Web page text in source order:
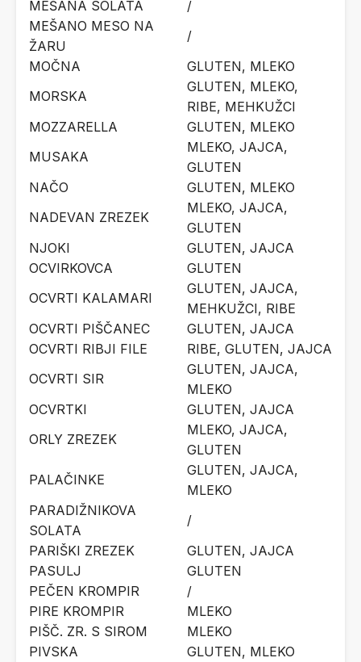
MEŠANA SOLATA
/
MEŠANO MESO NA
ŽARU
/
MOČNA
GLUTEN, MLEKO
MORSKA
GLUTEN, MLEKO,
RIBE, MEHKUŽCI
MOZZARELLA
GLUTEN, MLEKO
MUSAKA
MLEKO, JAJCA,
GLUTEN
NAČO
GLUTEN, MLEKO
NADEVAN ZREZEK
MLEKO, JAJCA,
GLUTEN
NJOKI
GLUTEN, JAJCA
OCVIRKOVCA
GLUTEN
OCVRTI KALAMARI
GLUTEN, JAJCA,
MEHKUŽCI, RIBE
OCVRTI PIŠČANEC
GLUTEN, JAJCA
OCVRTI RIBJI FILE
RIBE, GLUTEN, JAJCA
OCVRTI SIR
GLUTEN, JAJCA,
MLEKO
OCVRTKI
GLUTEN, JAJCA
ORLY ZREZEK
MLEKO, JAJCA,
GLUTEN
PALAČINKE
GLUTEN, JAJCA,
MLEKO
PARADIŽNIKOVA
SOLATA
/
PARIŠKI ZREZEK
GLUTEN, JAJCA
PASULJ
GLUTEN
PEČEN KROMPIR
/
PIRE KROMPIR
MLEKO
PIŠČ. ZR. S SIROM
MLEKO
PIVSKA
GLUTEN, MLEKO